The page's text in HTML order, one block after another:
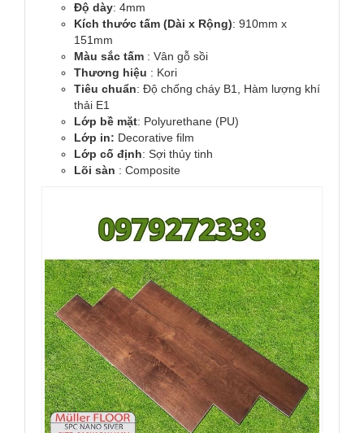
Độ dày: 4mm
Kích thước tấm (Dài x Rộng): 910mm x
151mm
Màu sắc tấm : Vân gỗ sồi
Thương hiệu : Kori
Tiêu chuẩn: Độ chống cháy B1, Hàm lượng khí
thải E1
Lớp bề mặt: Polyurethane (PU)
Lớp in: Decorative film
Lớp cố định: Sợi thủy tinh
Lõi sàn : Composite